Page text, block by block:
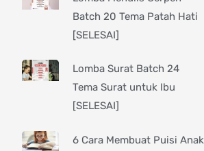
Batch 20 Tema Patah Hati
[SELESAI]
Lomba Surat Batch 24
Tema Surat untuk Ibu
[SELESAI]
6 Cara Membuat Puisi Anak